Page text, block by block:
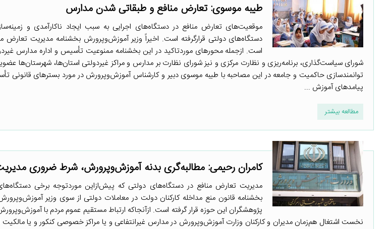
طیبه موسوی: تعارض منافع و طبقاتی شدن مدارس
موقعیت‌های تعارض منافع در دستگاه‌های اجرایی به سبب ایجاد ناکارآمدی و
دستگاه‌های دولتی قرارگرفته است. اخیراً وزیر آموزش‌وپرورش بخشنامه مدیریت تعارض
است. ازجمله محورهای موردتاکید در این بخشنامه ممنوعیت تأسیس و اداره مدارس
شورای سیاست‌گذاری، برنامه‌ریزی و نظارت مرکزی و نیز شورای نظارت بر مدارس و مراکز غیردولتی استان‌ها، شهرستان‌ها
توانمندسازی حاکمیت و جامعه در این مصاحبه با طیبه موسوی دبیر و کارشناس آموزش‌وپرورش در مورد بسترهای
پیامدهای آموزش ...
مطالعه بیشتر
کامران رحیمی: مطالبه‌گری بدنه آموزش‌وپرورش، شرط ضروری
مدیریت تعارض منافع در دستگاه‌های دولتی که پیش‌ازاین موردتوجه برخی دستگاه‌های
بخشنامه قانون منع مداخله کارکنان دولت در معاملات دولتی از سوی وزیر
پژوهشگران این حوزه قرار گرفته است. ازآنجاکه ارتباط مستقیم عموم مردم با
نخست اشتغال هم‌زمان مدیران و کارکنان وزارت آموزش‌وپرورش در مدارس غیرانتفاعی و یا مراکز خصوصی کنکور و یا مالکیت